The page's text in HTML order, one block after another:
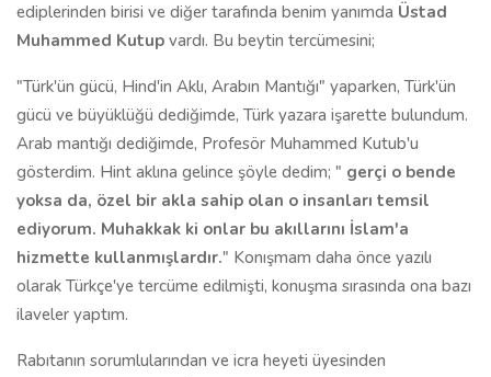
ediplerinden birisi ve diğer tarafında benim yanımda Üstad
Muhammed Kutup vardı. Bu beytin tercümesini;
"Türk'ün gücü, Hind'in Aklı, Arabın Mantığı" yaparken, Türk'ün
gücü ve büyüklüğü dediğimde, Türk yazara işarette bulundum.
Arab mantığı dediğimde, Profesör Muhammed Kutub'u
gösterdim. Hint aklına gelince şöyle dedim; " gerçi o bende
yoksa da, özel bir akla sahip olan o insanları temsil
ediyorum. Muhakkak ki onlar bu akıllarını İslam'a
hizmette kullanmışlardır." Konışmam daha önce yazılı
olarak Türkçe'ye tercüme edilmişti, konuşma sırasında ona bazı
ilaveler yaptım.
Rabıtanın sorumlularından ve icra heyeti üyesinden